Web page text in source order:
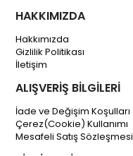
HAKKIMIZDA
Hakkımızda
Gizlilik Politikası
İletişim
ALIŞVERİŞ BİLGİLERİ
İade ve Değişim Koşulları
Çerez(Cookie) Kullanımı
Mesafeli Satış Sözleşmesi